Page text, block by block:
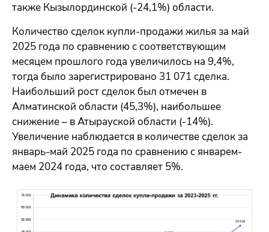
также Кызылординской (-24,1%) области.
Количество сделок купли-продажи жилья за май
2025 года по сравнению с соответствующим
месяцем прошлого года увеличилось на 9,4%,
тогда было зарегистрировано 31 071 сделка.
Наибольший рост сделок был отмечен в
Алматинской области (45,3%), наибольшее
снижение – в Атырауской области (-14%).
Увеличение наблюдается в количестве сделок за
январь-май 2025 года по сравнению c январем-
маем 2024 года, что составляет 5%.